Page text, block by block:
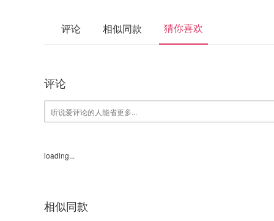
评论 相似同款 猜你喜欢
评论
loading...
相似同款